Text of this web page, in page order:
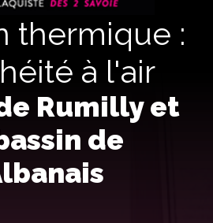
thermique :
à l'air
Rumilly et
de